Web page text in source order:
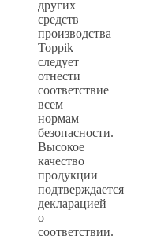
других
средств
производства
Toppik
следует
отнести
соответствие
всем
нормам
безопасности.
Высокое
качество
продукции
подтверждается
декларацией
о
соответствии.